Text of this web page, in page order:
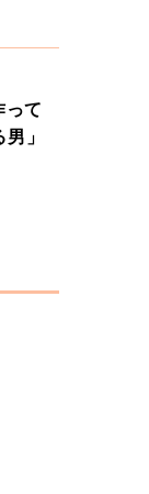
て
」